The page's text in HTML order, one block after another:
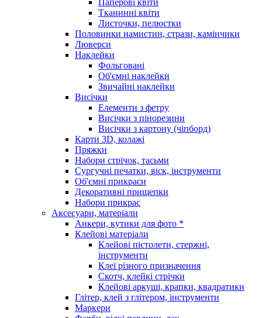
Тканинні квіти
Листочки, пелюстки
Половинки намистин, стрази, камінчики
Люверси
Наклейки
Фольговані
Об'ємні наклейки
Звичайні наклейки
Висічки
Елементи з фетру
Висічки з пінорезини
Висічки з картону (чіпборд)
Карти 3D, колажі
Пряжки
Набори стрічок, тасьми
Сургучні печатки, віск, інструменти
Об'ємні прикраси
Декоративні прищепки
Набори прикрас
Аксесуари, матеріали
Анкери, кутики для фото *
Клейові матеріали
Клейові пістолети, стержні,
інструменти
Клеї різного призначення
Скотч, клейкі стрічки
Клейові аркуші, крапки, квадратики
Глітер, клей з глітером, інструменти
Маркери